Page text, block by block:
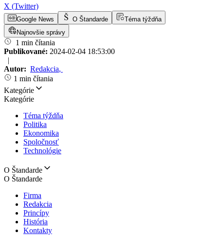
X (Twitter)
Google News O Štandarde
Téma týždňa
Najnovšie správy
1 min čítania
Publikované: 2024-02-04 18:53:00
|
Autor: Redakcia,
1 min čítania
Kategórie
Kategórie
Téma týždňa
Politika
Ekonomika
Spoločnosť
Technológie
O Štandarde
O Štandarde
Firma
Redakcia
Princípy
História
Kontakty